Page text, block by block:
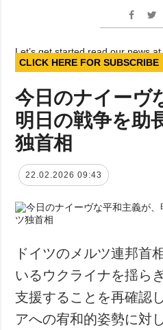
Let’s get started read our news
CLICK HERE FOR SUBSCRIBE
今日のナイーヴ
明日の戦争を助
独首相
22.02.2026 09:43
ドイツのメルツ連邦首
いるウクライナを揺ら
支援することを再確認
アへの宥和的姿勢に対